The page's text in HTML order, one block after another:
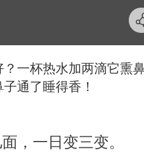
一杯热水加两滴它熏
通了睡得香！
，一日变三变。